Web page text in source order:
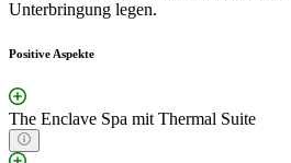
Unterbringung legen.
Positive Aspekte
The Enclave Spa mit Thermal Suite